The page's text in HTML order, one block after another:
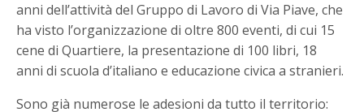
anni dell’attività del Gruppo di Lavoro di Via Piave, che
ha visto l’organizzazione di oltre 800 eventi, di cui 15
cene di Quartiere, la presentazione di 100 libri, 18
anni di scuola d’italiano e educazione civica a stranieri.
Sono già numerose le adesioni da tutto il territorio: